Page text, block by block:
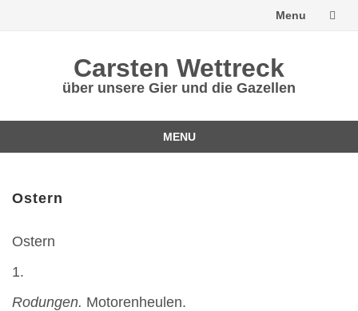
Menu
Carsten Wettreck
über unsere Gier und die Gazellen
MENU
content
Ostern
Ostern
1.
Rodungen. Motorenheulen.